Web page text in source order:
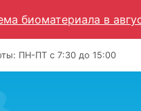
биоматериала в
ПН-ПТ c 7:30 до 15:00